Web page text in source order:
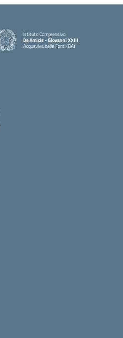
Istituto Comprensivo
De Amicis - Giovanni XXIII
Acquaviva delle Fonti (BA)
— Visita la pagina iniziale della scuola